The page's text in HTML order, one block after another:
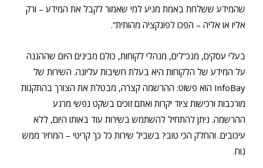
שהמידע ששלחת באמת מגיע למי שאמור לקבל את המידע – ורק
אליו או אליה – הפכו לפונקציה מהותית”.
בעלי עסקים, מנכ”לים, מנהלי לקוחות, כולם מבינים היום שההגנה
על המידע של הלקוחות היא בעלת חשיבות עליונה. השירות של
InfoBay הוא פשוט: ההרשמה קצרה, מבטלת את הצורך בהתקנות
מורכבות ורכישות ציוד יקרות ואתם זוכים בשקט נפשי מרגע
ההרשמה. ניתן להתחיל להשתמש בשירות עוד באותו היום, ללא
עיכובים. והחלק הכי טוב? בשביל שירות כל כך קריטי – המחיר ממש
נוח.